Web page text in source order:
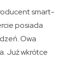
smart-
posiada
Owa
Już wkrótce